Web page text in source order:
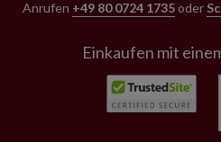
Anrufen +49 80 0724 1735oder
Einkaufen mit